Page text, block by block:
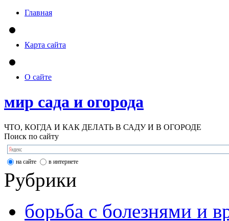
Главная
Карта сайта
О сайте
мир сада и огорода
ЧТО, КОГДА И КАК ДЕЛАТЬ В САДУ И В ОГОРОДЕ
Поиск по сайту
на сайте в интернете
Рубрики
борьба с болезнями и